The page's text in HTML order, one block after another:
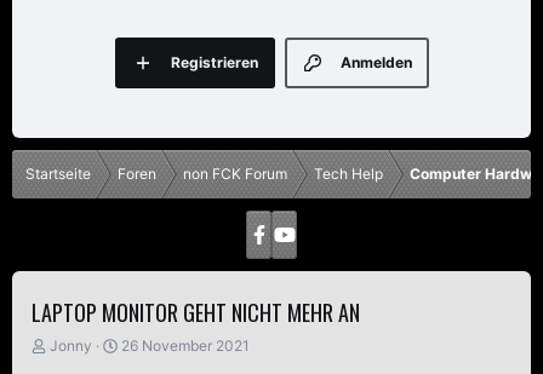
Anmelden
Registrieren
Startseite Foren non FCK Forum Tech Help Computer
LAPTOP MONITOR GEHT NICHT MEHR AN
E
Jonny
E
26 November 2021